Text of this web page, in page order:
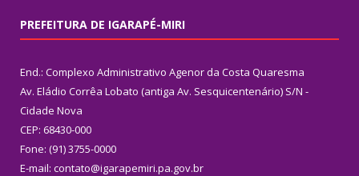
PREFEITURA DE IGARAPÉ-MIRI
End.: Complexo Administrativo Agenor da Costa Quaresma
Av. Eládio Corrêa Lobato (antiga Av. Sesquicentenário) S/N -
Cidade Nova
CEP: 68430-000
Fone: (91) 3755-0000
E-mail: contato@igarapemiri.pa.gov.br